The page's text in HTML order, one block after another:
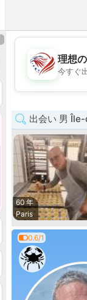
理想
今すぐ
出会い 男
60 年
Paris
0.6/1